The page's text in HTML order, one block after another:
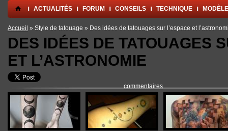
. ACTUALITÉS FORUM CONSEILS TECHNIQUE
Vous êtes ici
Accueil » Style de tatouage » Des idées de tatouages sur l’espace et
DES IDÉES DE TATOUAGES
ET L’ASTRONOMIE
commentaires